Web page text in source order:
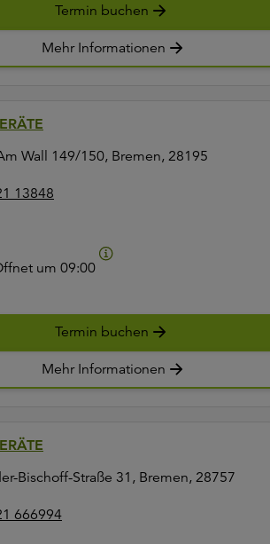
Termin buchen
Mehr Informationen
Wall 149/150, Bremen, 28195
13848
um 09:00
Termin buchen
Mehr Informationen
Bischoff-Straße 31, Bremen, 28757
666994